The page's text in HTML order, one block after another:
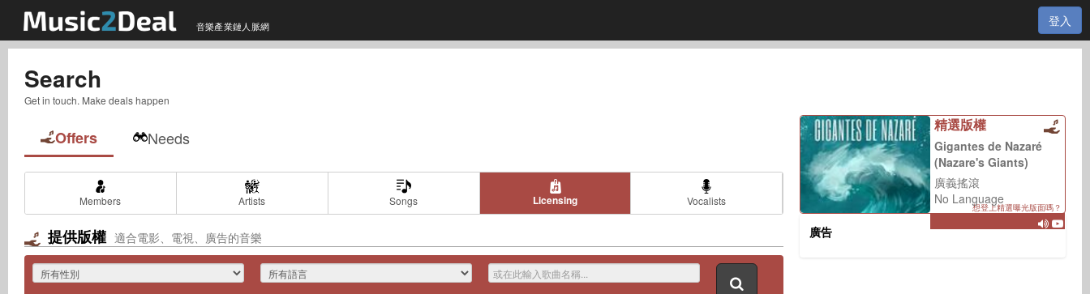
音樂產業鏈人脈網 登入
Search
Get in touch. Make deals happen
Offers Needs
Members Artists Songs Licensing Vocalists
提供版權 適合電影、電視、廣告的音樂
精選版權
Gigantes de Nazaré
(Nazare's Giants)
廣義搖滾
No Language
想登上精選曝光版面嗎？
廣告